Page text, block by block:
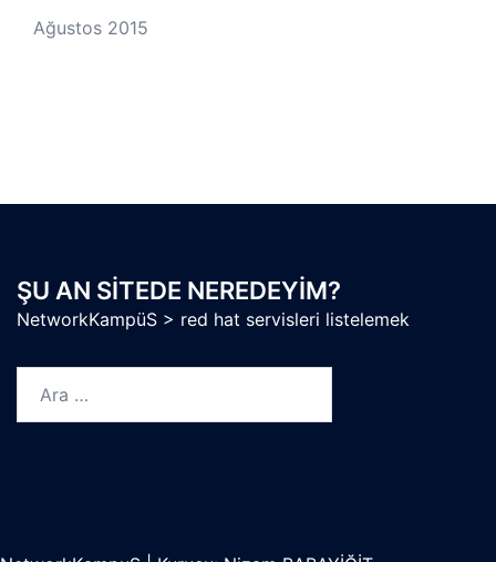
Ağustos 2015
ŞU AN SITEDE NEREDEYIM?
NetworkKampüS > red hat servisleri listelemek